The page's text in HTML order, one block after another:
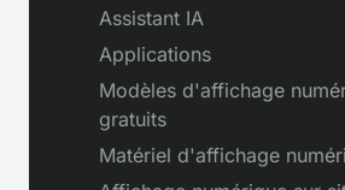
Assistant IA
Applications
Modèles d'affichage
gratuits
Matériel d'affichage